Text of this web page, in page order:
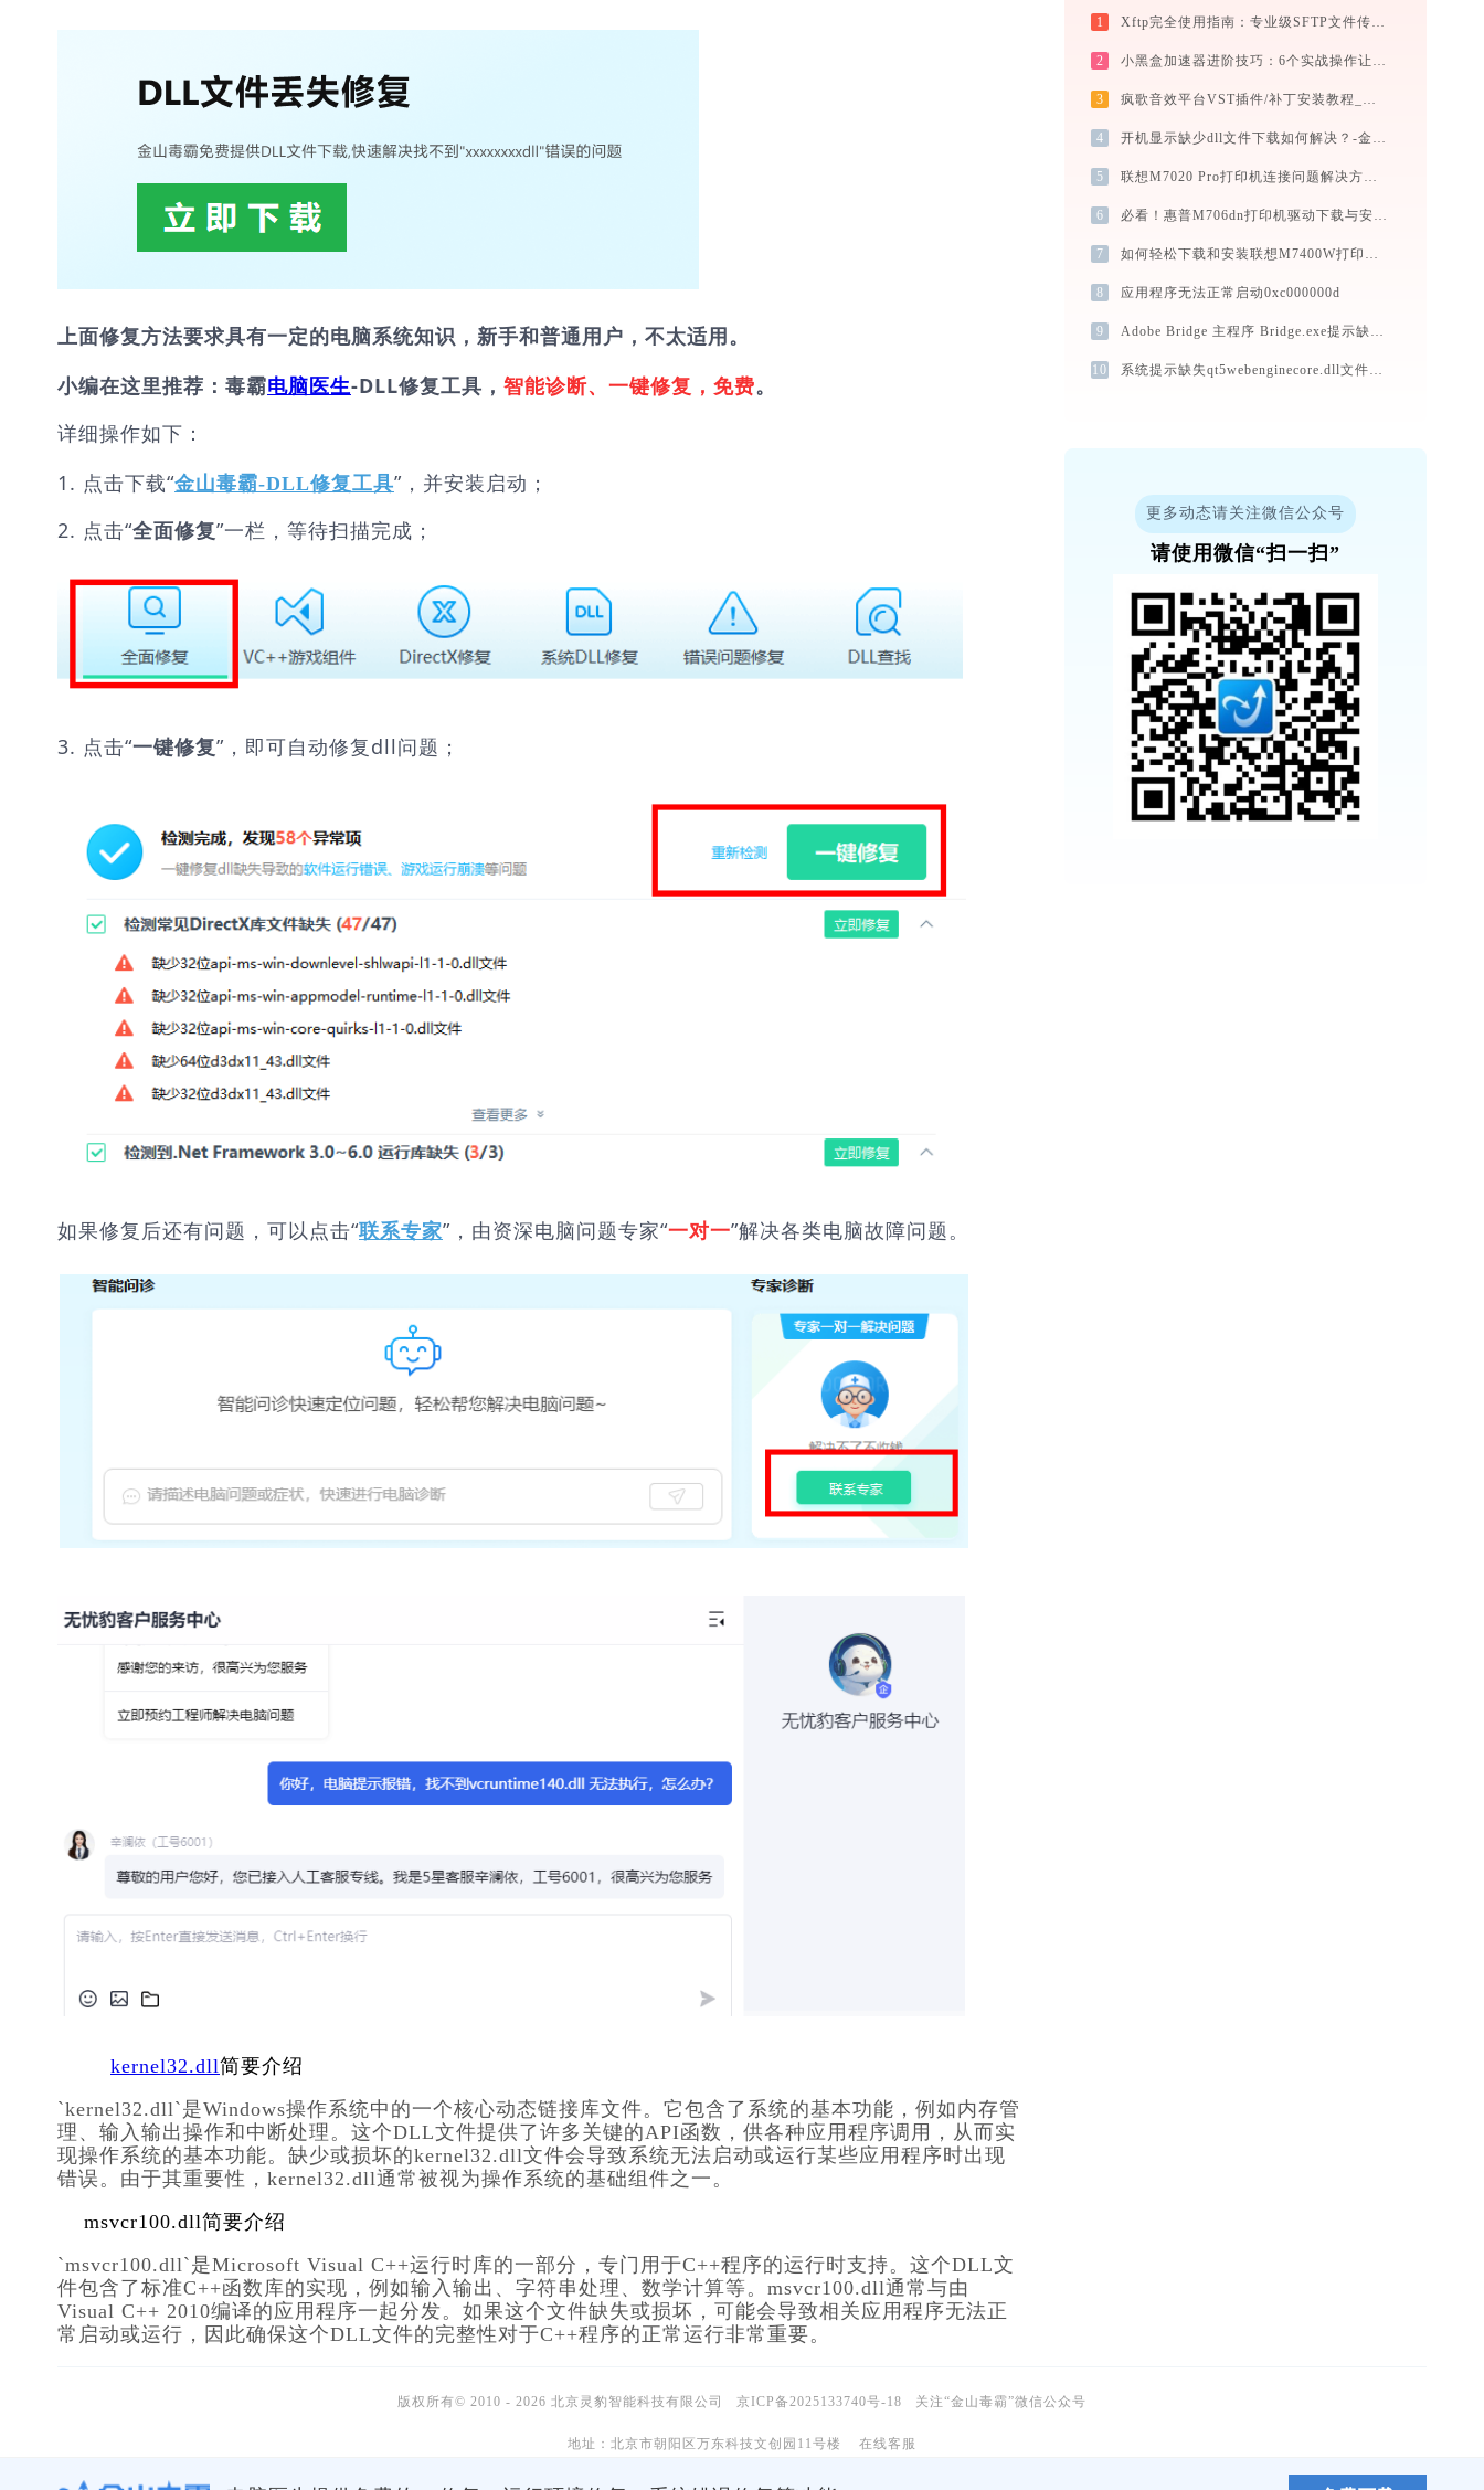
上面修复方法要求具有一定的电脑系统知识，新手和普通用户，不太适用。
小编在这里推荐：毒霸电脑医生-DLL修复工具， 智能诊断、一键修复，免费。
详细操作如下：
1. 点击下载“金山毒霸-DLL修复工具”，并安装启动；
2. 点击“全面修复”一栏，等待扫描完成；
3. 点击“一键修复”，即可自动修复dll问题；
如果修复后还有问题，可以点击“联系专家”，由资深电脑问题专家“一对一”解决各类电脑故障问题。
kernel32.dll简要介绍
`kernel32.dll`是Windows操作系统中的一个核心动态链接库文件。它包含了系统的基本功能，例如内存管
理、输入输出操作和中断处理。这个DLL文件提供了许多关键的API函数，供各种应用程序调用，从而实
现操作系统的基本功能。缺少或损坏的kernel32.dll文件会导致系统无法启动或运行某些应用程序时出现
错误。由于其重要性，kernel32.dll通常被视为操作系统的基础组件之一。
msvcr100.dll简要介绍
`msvcr100.dll`是Microsoft Visual C++运行时库的一部分，专门用于C++程序的运行时支持。这个DLL文
件包含了标准C++函数库的实现，例如输入输出、字符串处理、数学计算等。msvcr100.dll通常与由
Visual C++ 2010编译的应用程序一起分发。如果这个文件缺失或损坏，可能会导致相关应用程序无法正
常启动或运行，因此确保这个DLL文件的完整性对于C++程序的正常运行非常重要。
1 Xftp完全使用指南：专业级SFTP文件传输工具从安装到精通（2026最新）
2 小黑盒加速器进阶技巧：6个实战操作让效率翻倍
3 疯歌音效平台VST插件/补丁安装教程_如何加载插件效果包
4 开机显示缺少dll文件下载如何解决？-金山毒霸
5 联想M7020 Pro打印机连接问题解决方法 - 金山毒霸
6 必看！惠普M706dn打印机驱动下载与安装的正确姿势
7 如何轻松下载和安装联想M7400W打印机驱动？跟着这篇指南走
8 应用程序无法正常启动0xc000000d
9 Adobe Bridge 主程序 Bridge.exe提示缺少amtlib.dll文件的解决办法
10 系统提示缺失qt5webenginecore.dll文件的解决方法
更多动态请关注微信公众号
请使用微信“扫一扫”
版权所有© 2010 - 2026 北京灵豹智能科技有限公司 京ICP备2025133740号-18 关注“金山毒霸”微信公众号
地址：北京市朝阳区万东科技文创园11号楼 在线客服